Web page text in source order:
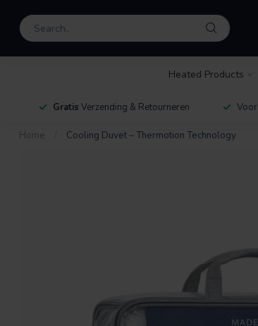
Heated Products
Gratis Verzending & Retourneren Voor
Home Cooling Duvet – Thermotion Technology